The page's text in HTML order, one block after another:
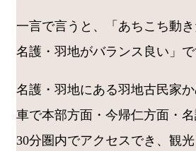
一言で言うと、「あちこち動
名護・羽地がバランス良い」で
名護・羽地にある羽地古民家か
車で本部方面・今帰仁方面・
30分圏内でアクセスでき、観